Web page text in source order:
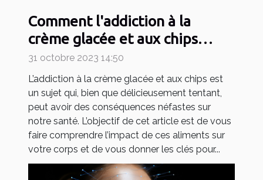
Comment l'addiction à la
crème glacée et aux chips
affecte notre santé
31 octobre 2023 14:50
L’addiction à la crème glacée et aux chips est
un sujet qui, bien que délicieusement tentant,
peut avoir des conséquences néfastes sur
notre santé. L’objectif de cet article est de vous
faire comprendre l’impact de ces aliments sur
votre corps et de vous donner les clés pour...